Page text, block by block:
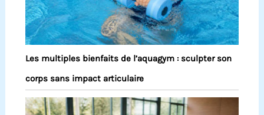
Les multiples bienfaits de l’aquagym : sculpter son
corps sans impact articulaire